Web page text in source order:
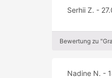
Serhii Z. -
Bewertung zu
Nadine N. -